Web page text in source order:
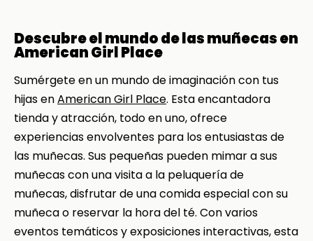
Descubre el mundo de las muñecas en
American Girl Place
Sumérgete en un mundo de imaginación con tus
hijas enAmerican Girl Place. Esta encantadora
tienda y atracción, todo en uno, ofrece
experiencias envolventes para los entusiastas de
las muñecas. Sus pequeñas pueden mimar a sus
muñecas con una visita a la peluquería de
muñecas, disfrutar de una comida especial con su
muñeca o reservar la hora del té. Con varios
eventos temáticos y exposiciones interactivas, esta